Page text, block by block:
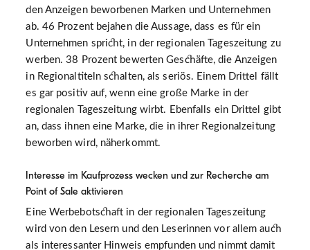
den Anzeigen beworbenen Marken und Unternehmen
ab. 46 Prozent bejahen die Aussage, dass es für ein
Unternehmen spricht, in der regionalen Tageszeitung zu
werben. 38 Prozent bewerten Geschäfte, die Anzeigen
in Regionaltiteln schalten, als seriös. Einem Drittel fällt
es gar positiv auf, wenn eine große Marke in der
regionalen Tageszeitung wirbt. Ebenfalls ein Drittel gibt
an, dass ihnen eine Marke, die in ihrer Regionalzeitung
beworben wird, näherkommt.
Interesse im Kaufprozess wecken und zur Recherche am
Point of Sale aktivieren
Eine Werbebotschaft in der regionalen Tageszeitung
wird von den Lesern und den Leserinnen vor allem auch
als interessanter Hinweis empfunden und nimmt damit